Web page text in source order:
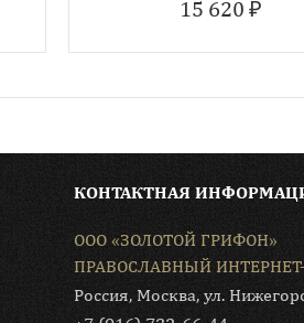
15 620 ₽
КОНТАКТНАЯ
ООО «ЗОЛОТОЙ ГРИФОН»
ПРАВОСЛАВНЫЙ
Россия, Москва, ул.